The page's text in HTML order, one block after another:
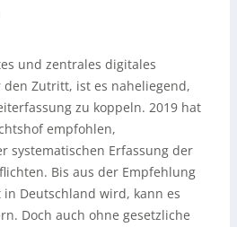
und zentrales digitales
den Zutritt, ist es naheliegend,
zu koppeln. 2019 hat
empfohlen,
systematischen Erfassung der
Bis aus der Empfehlung
in Deutschland wird, kann es
Doch auch ohne gesetzliche